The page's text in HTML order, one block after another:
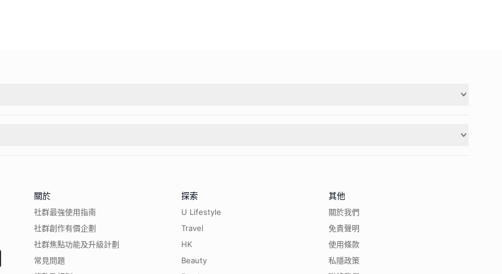
關於
社群最強使用指南
社群創作有價企劃
社群焦點功能及升級計劃
常見問題
探索
U Lifestyle
Travel
HK
Beauty
其他
關於我們
免責聲明
使用條款
私隱政策